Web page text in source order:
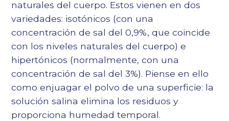
naturales del cuerpo. Estos vienen en dos
variedades: isotónicos (con una
concentración de sal del 0,9%, que coincide
con los niveles naturales del cuerpo) e
hipertónicos (normalmente, con una
concentración de sal del 3%). Piense en ello
como enjuagar el polvo de una superficie: la
solución salina elimina los residuos y
proporciona humedad temporal.